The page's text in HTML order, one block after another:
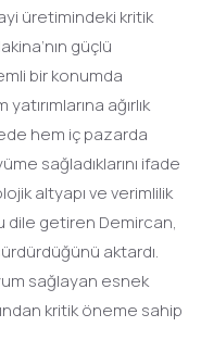
üretimindeki kritik
güçlü
bir konumda
ağırlık
hem iç pazarda
sağladıklarını ifade
altyapı ve verimlilik
dile getiren Demircan,
aktardı.
sağlayan esnek
kritik öneme sahip